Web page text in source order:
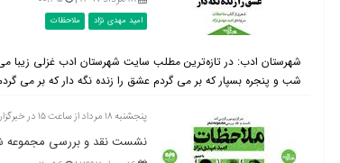
امید مهدی نژاد ملاحظات
شب و پنجره بسپار كه بر می گردم عشق را زنده نگه دار كه بر می
پنجشنبه ۱۸ مرداد از ساعت ۱۵ در خبرگزاری مهر با حضور محمدکاظم کاظمی و محمدمهدی سیار
نشست نقد و بررسی مجموعه